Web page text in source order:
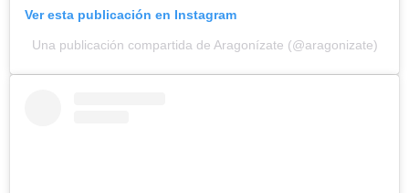
Ver esta publicación en Instagram
Una publicación compartida de Aragonízate (@aragonizate)